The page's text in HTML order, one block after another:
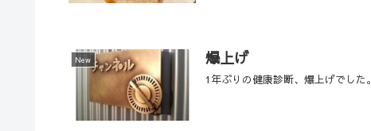
New 爆上げ
1年ぶりの健康診断、爆上げでした。